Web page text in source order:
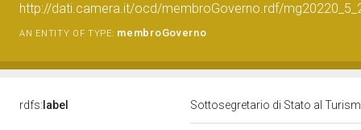
http://dati.camera.it/ocd/membroGoverno.rdf/
AN ENTITY OF TYPE: membroGoverno
rdfs: label Sottosegretario di Stato al